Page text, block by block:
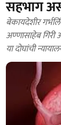
सहभाग
बेकायदेशीर
अण्णासाहेब गिरी
या दोघांची